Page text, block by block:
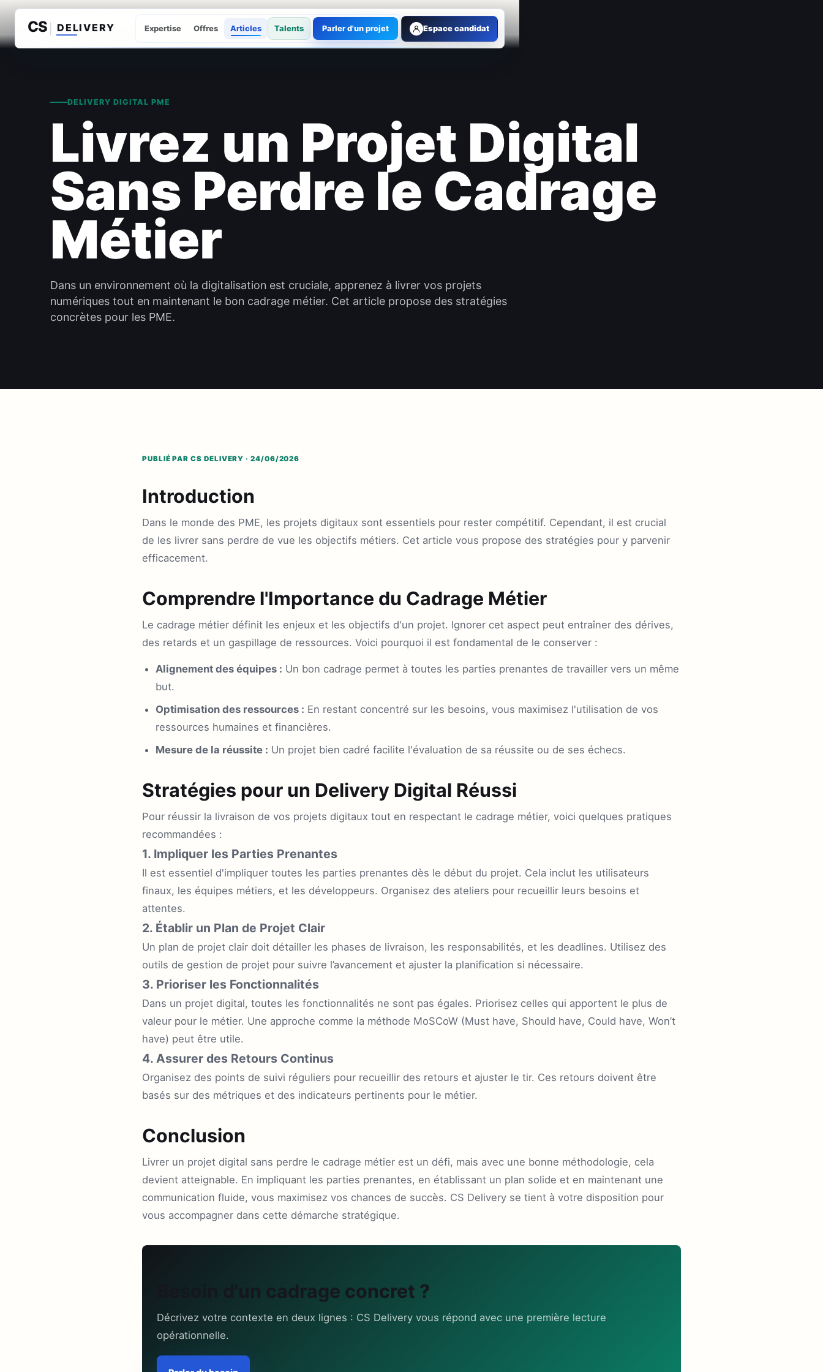
Expertise Offres Articles Talents Parler d'un projet Espace candidat
DELIVERY DIGITAL PME
Livrez un Projet Digital
Sans Perdre le Cadrage
Métier
Dans un environnement où la digitalisation est cruciale, apprenez à livrer vos projets
numériques tout en maintenant le bon cadrage métier. Cet article propose des stratégies
concrètes pour les PME.
PUBLIÉ PAR CS DELIVERY · 24/06/2026
Introduction
Dans le monde des PME, les projets digitaux sont essentiels pour rester compétitif. Cependant, il est crucial
de les livrer sans perdre de vue les objectifs métiers. Cet article vous propose des stratégies pour y parvenir
efficacement.
Comprendre l'Importance du Cadrage Métier
Le cadrage métier définit les enjeux et les objectifs d'un projet. Ignorer cet aspect peut entraîner des dérives,
des retards et un gaspillage de ressources. Voici pourquoi il est fondamental de le conserver :
Alignement des équipes : Un bon cadrage permet à toutes les parties prenantes de travailler vers un même
but.
Optimisation des ressources : En restant concentré sur les besoins, vous maximisez l'utilisation de vos
ressources humaines et financières.
Mesure de la réussite : Un projet bien cadré facilite l'évaluation de sa réussite ou de ses échecs.
Stratégies pour un Delivery Digital Réussi
Pour réussir la livraison de vos projets digitaux tout en respectant le cadrage métier, voici quelques pratiques
recommandées :
1. Impliquer les Parties Prenantes
Il est essentiel d'impliquer toutes les parties prenantes dès le début du projet. Cela inclut les utilisateurs
finaux, les équipes métiers, et les développeurs. Organisez des ateliers pour recueillir leurs besoins et
attentes.
2. Établir un Plan de Projet Clair
Un plan de projet clair doit détailler les phases de livraison, les responsabilités, et les deadlines. Utilisez des
outils de gestion de projet pour suivre l’avancement et ajuster la planification si nécessaire.
3. Prioriser les Fonctionnalités
Dans un projet digital, toutes les fonctionnalités ne sont pas égales. Priorisez celles qui apportent le plus de
valeur pour le métier. Une approche comme la méthode MoSCoW (Must have, Should have, Could have, Won’t
have) peut être utile.
4. Assurer des Retours Continus
Organisez des points de suivi réguliers pour recueillir des retours et ajuster le tir. Ces retours doivent être
basés sur des métriques et des indicateurs pertinents pour le métier.
Conclusion
Livrer un projet digital sans perdre le cadrage métier est un défi, mais avec une bonne méthodologie, cela
devient atteignable. En impliquant les parties prenantes, en établissant un plan solide et en maintenant une
communication fluide, vous maximisez vos chances de succès. CS Delivery se tient à votre disposition pour
vous accompagner dans cette démarche stratégique.
Besoin d'un cadrage concret ?
Décrivez votre contexte en deux lignes : CS Delivery vous répond avec une première lecture
opérationnelle.